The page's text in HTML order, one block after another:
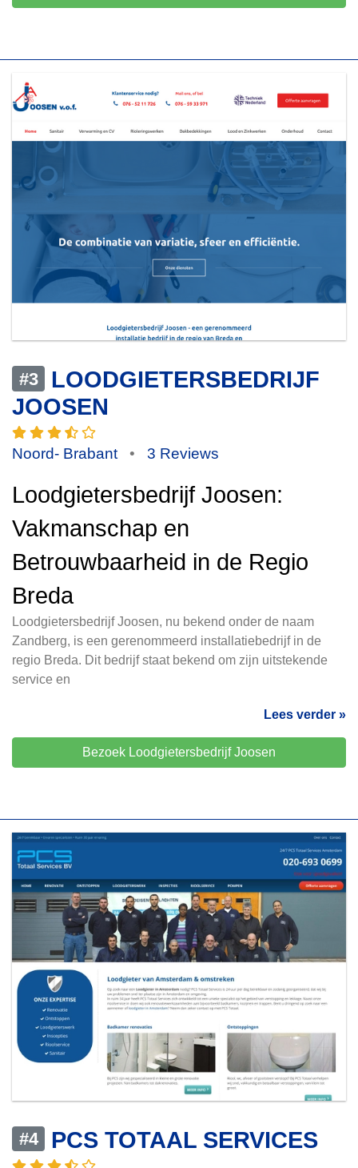
#3
LOODGIETERSBEDRIJF
JOOSEN
Noord- Brabant • 3 Reviews
Loodgietersbedrijf Joosen:
Vakmanschap en
Betrouwbaarheid in de Regio
Breda
Loodgietersbedrijf Joosen, nu bekend onder de naam
Zandberg, is een gerenommeerd installatiebedrijf in de
regio Breda. Dit bedrijf staat bekend om zijn uitstekende
service en
Lees verder »
Bezoek Loodgietersbedrijf Joosen
#4 PCS TOTAAL SERVICES